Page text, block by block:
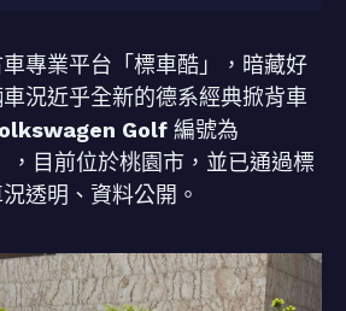
專業平台「標車酷」，暗藏好
況近乎全新的德系經典掀背車
Golf 編號為
，目前位於桃園市，並已通過標
透明、資料公開。